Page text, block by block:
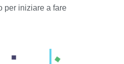
per iniziare a fare